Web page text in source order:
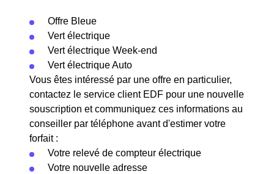
Offre Bleue
Vert électrique
Vert électrique Week-end
Vert électrique Auto
Vous êtes intéressé par une offre en particulier,
contactez le service client EDF pour une nouvelle
souscription et communiquez ces informations au
conseiller par téléphone avant d'estimer votre
forfait :
Votre relevé de compteur électrique
Votre nouvelle adresse